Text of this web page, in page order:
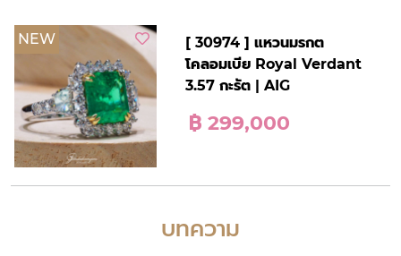
NEW
[ 30974 ] แหวนมรกต
โคลอมเบีย Royal Verdant
3.57 กะรัต | AIG
฿ 299,000
บทความ